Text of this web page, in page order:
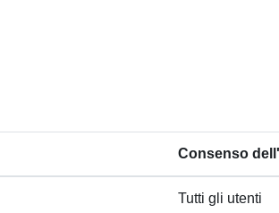
Consenso
Tutti gli utenti